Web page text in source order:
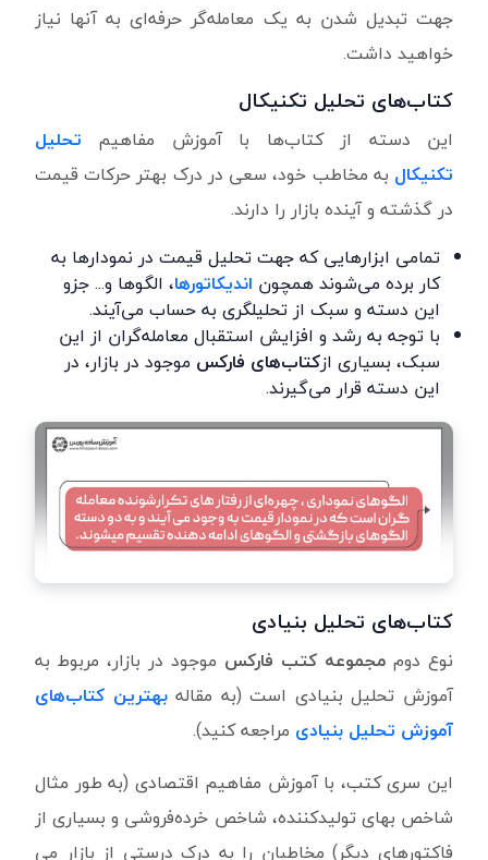
جهت تبدیل شدن به یک معامله‌گر حرفه‌ای به آنها نیاز
خواهید داشت.
کتاب‌های تحلیل تکنیکال
این دسته از کتاب‌ها با آموزش مفاهیم تحلیل
تکنیکال به مخاطب خود، سعی در درک بهتر حرکات قیمت
در گذشته و آینده بازار را دارند.
تمامی ابزارهایی که جهت تحلیل قیمت در نمودارها به
کار برده می‌شوند همچون اندیکاتورها، الگوها و... جزو
این دسته و سبک از تحلیلگری به حساب می‌آیند.
با توجه به رشد و افزایش استقبال معامله‌گران از این
سبک، بسیاری ازکتاب‌های فارکس موجود در بازار، در
این دسته قرار می‌گیرند.
کتاب‌های تحلیل بنیادی
نوع دوم مجموعه کتب فارکس موجود در بازار، مربوط به
آموزش تحلیل بنیادی است (به مقالهبهترین کتاب‌های
آموزش تحلیل بنیادی مراجعه کنید).
این سری کتب، با آموزش مفاهیم اقتصادی (به طور مثال
شاخص بهای تولیدکننده، شاخص خرده‌فروشی و بسیاری از
فاکتورهای دیگر) مخاطبان را به درک درستی از بازار می